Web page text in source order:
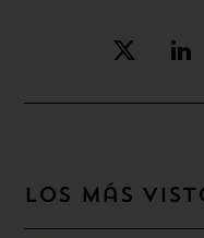
Los más